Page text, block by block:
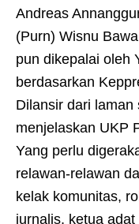
Andreas
(Purn) Wisnu
pun dikepalai oleh
berdasarkan
Dilansir dari laman
menjelaskan UKP
Yang perlu
relawan-relawan
kelak komunitas,
jurnalis, ketua